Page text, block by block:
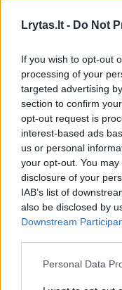
Lrytas.lt - Do Not
If you wish to opt-out
processing of your
targeted advertising
section to confirm
opt-out request is
interest-based ads
us or personal
your opt-out. You
disclosure of your
IAB’s list of
also be disclosed by
Downstream
Personal Data
Tačiau
centre, net ir
ženklų apie dar
skaityklą
Prezidentūra
skaitykloje
jame įsikūrusi
pat lieka
skaitykla vėl
esanti skaitykla,